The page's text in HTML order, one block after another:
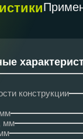
конструкции
мм